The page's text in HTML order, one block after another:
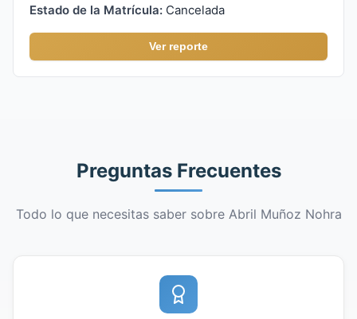
Estado de la Matrícula: Cancelada
Ver reporte
Preguntas Frecuentes
Todo lo que necesitas saber sobre Abril Muñoz Nohra